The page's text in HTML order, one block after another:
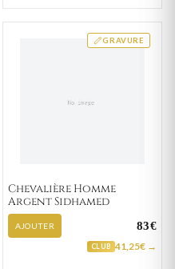
GRAVURE
Chevalière Homme
Argent Sidhamed
AJOUTER 83€
CLUB 41,25€ →